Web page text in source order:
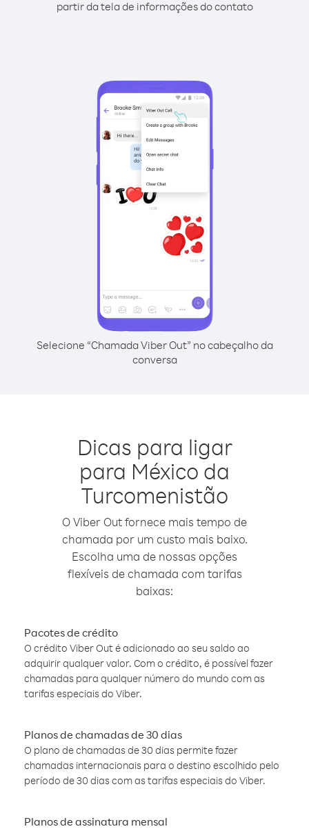
partir da tela de informações do contato
Selecione “Chamada Viber Out” no cabeçalho da
conversa
Dicas para ligar
para México da
Turcomenistão
O Viber Out fornece mais tempo de
chamada por um custo mais baixo.
Escolha uma de nossas opções
flexíveis de chamada com tarifas
baixas:
Pacotes de crédito
O crédito Viber Out é adicionado ao seu saldo ao
adquirir qualquer valor. Com o crédito, é possível fazer
chamadas para qualquer número do mundo com as
tarifas especiais do Viber.
Planos de chamadas de 30 dias
O plano de chamadas de 30 dias permite fazer
chamadas internacionais para o destino escolhido pelo
período de 30 dias com as tarifas especiais do Viber.
Planos de assinatura mensal